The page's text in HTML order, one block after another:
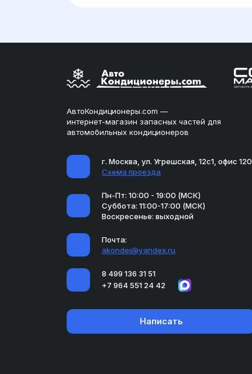
АвтоКондиционеры.com —
интернет-магазин запасных частей для
автомобильных кондиционеров
г. Москва, ул. Угрешская, 12с1, офис 120
Схема проезда
Пн-Пт: 10:00 - 19:00 (МСК)
Суббота: 11:00-17:00 (МСК)
Воскресенье: выходной
Почта:
akondei@yandex.ru
8 499 136 31 51
+7 964 551 24 42
Написать